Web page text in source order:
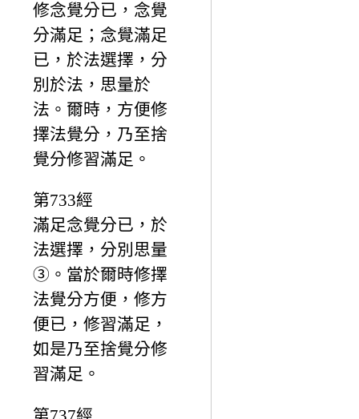
修念覺分已，念覺
分滿足；念覺滿足
已，於法選擇，分
別於法，思量於
法。爾時，方便修
擇法覺分，乃至捨
覺分修習滿足。
第733經
滿足念覺分已，於
法選擇，分別思量
③。當於爾時修擇
法覺分方便，修方
便已，修習滿足，
如是乃至捨覺分修
習滿足。